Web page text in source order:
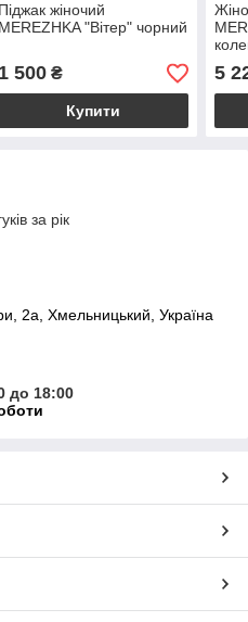
Піджак жіночий
MEREZHKA "Вітер" чорний
1 500₴
Купити
5
за рік
2a, Хмельницький, Україна
до 18:00